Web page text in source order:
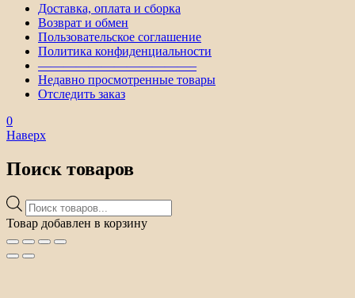
Доставка, оплата и сборка
Возврат и обмен
Пользовательское соглашение
Политика конфиденциальности
————————————–
Недавно просмотренные товары
Отследить заказ
0
Наверх
Поиск товаров
Поиск
товаров
Товар добавлен в корзину